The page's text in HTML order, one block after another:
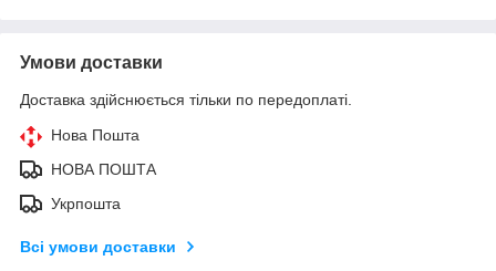
Умови доставки
Доставка здійснюється тільки по передоплаті.
Нова Пошта
НОВА ПОШТА
Укрпошта
Всі умови доставки